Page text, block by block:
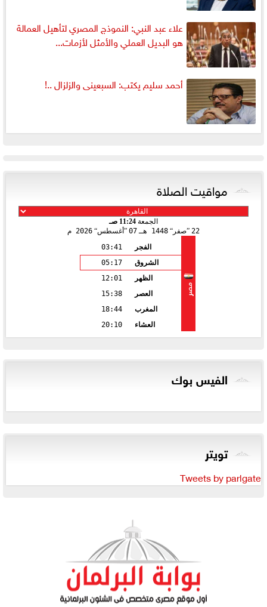
علاء عبد النبي: النموذج المصري لتأهيل العمالة
هو البديل العملي والأمثل لأزمات...
أحمد سليم يكتب: السبعينى والزلزال ..!
مواقيت الصلاة
الجمعة 11:24 صـ
22 صفر 1448 هـ 07 أغسطس 2026 م
مصر
الفجر
03:41
الشروق
05:17
الظهر
12:01
العصر
15:38
المغرب
18:44
العشاء
20:10
الفيس بوك
تويتر
Tweets by parlgate